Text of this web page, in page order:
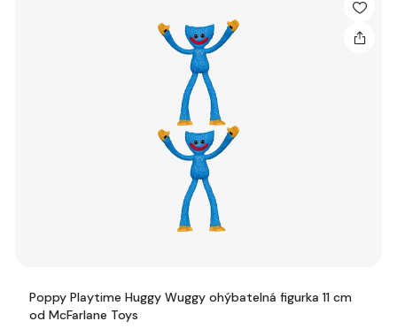
Poppy Playtime Huggy Wuggy ohýbatelná figurka 11 cm
od McFarlane Toys